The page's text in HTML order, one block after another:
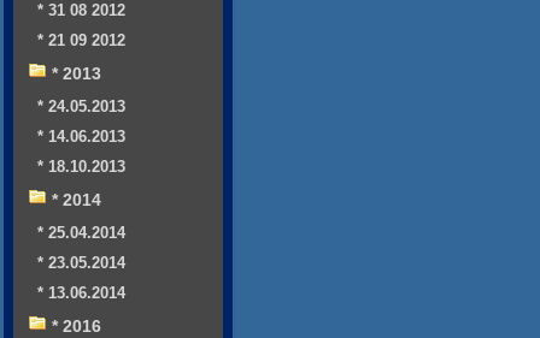
* 31 08 2012
* 21 09 2012
* 2013
* 24.05.2013
* 14.06.2013
* 18.10.2013
* 2014
* 25.04.2014
* 23.05.2014
* 13.06.2014
* 2016